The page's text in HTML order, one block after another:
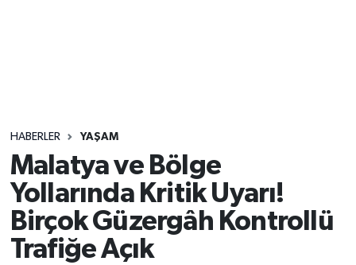
HABERLER YAŞAM
Malatya ve Bölge
Yollarında Kritik Uyarı!
Birçok Güzergâh Kontrollü
Trafiğe Açık
Yaşam